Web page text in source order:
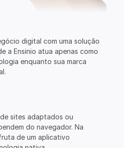
digital com uma solução
a Ensinio atua apenas como
enquanto sua marca
sites adaptados ou
do navegador. Na
de um aplicativo